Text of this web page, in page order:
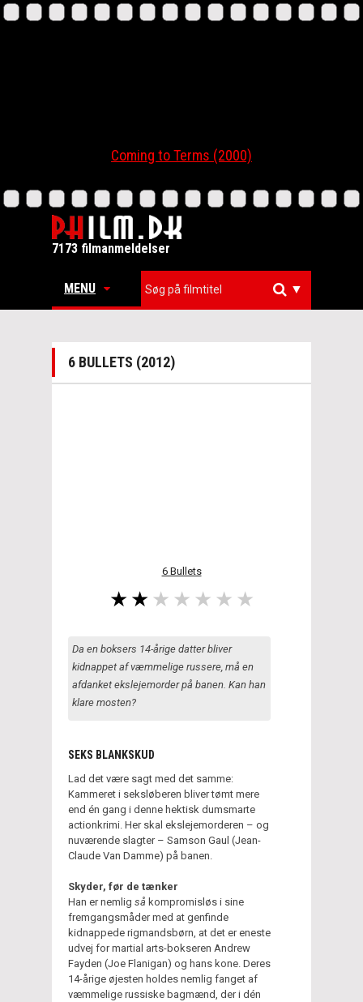
Coming to Terms (2000)
7173 filmanmeldelser
MENU ▼
6 BULLETS (2012)
6 Bullets
Da en boksers 14-årige datter bliver
kidnappet af væmmelige russere, må en
afdanket ekslejemorder på banen. Kan han
klare mosten?
SEKS BLANKSKUD
Lad det være sagt med det samme:
Kammeret i seksløberen bliver tømt mere
end én gang i denne hektisk dumsmarte
actionkrimi. Her skal ekslejemorderen – og
nuværende slagter – Samson Gaul (Jean-
Claude Van Damme) på banen.
Skyder, før de tænker
Han er nemlig så kompromisløs i sine
fremgangsmåder med at genfinde
kidnappede rigmandsbørn, at det er eneste
udvej for martial arts-bokseren Andrew
Fayden (Joe Flanigan) og hans kone. Deres
14-årige øjesten holdes nemlig fanget af
væmmelige russiske bagmænd, der i dén